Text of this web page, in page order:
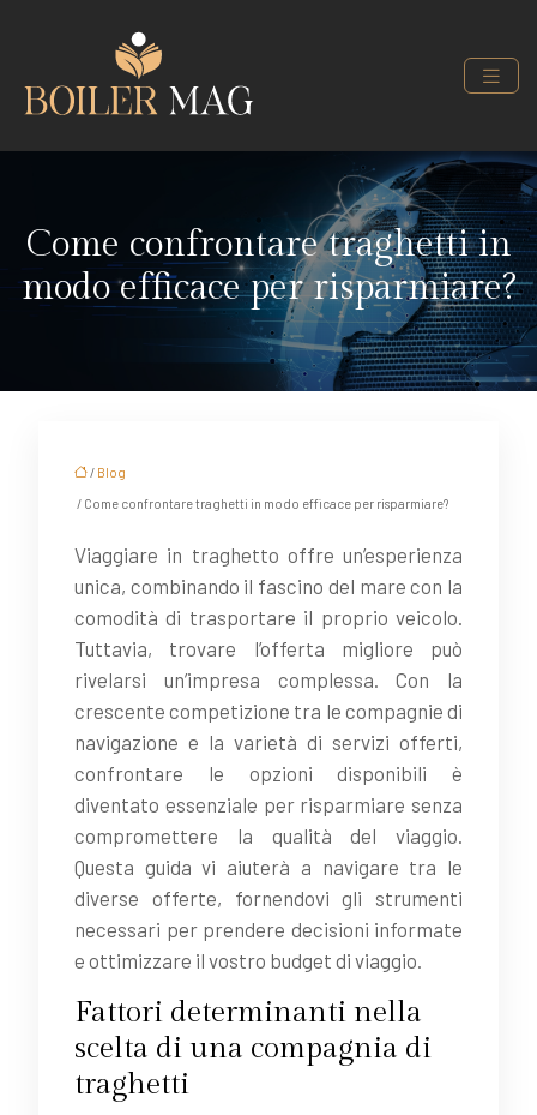
Come confrontare traghetti in
modo efficace per risparmiare?
/ Blog
/ Come confrontare traghetti in modo efficace per risparmiare?
Viaggiare in traghetto offre un’esperienza
unica, combinando il fascino del mare con la
comodità di trasportare il proprio veicolo.
Tuttavia, trovare l’offerta migliore può
rivelarsi un’impresa complessa. Con la
crescente competizione tra le compagnie di
navigazione e la varietà di servizi offerti,
confrontare le opzioni disponibili è
diventato essenziale per risparmiare senza
compromettere la qualità del viaggio.
Questa guida vi aiuterà a navigare tra le
diverse offerte, fornendovi gli strumenti
necessari per prendere decisioni informate
e ottimizzare il vostro budget di viaggio.
Fattori determinanti nella
scelta di una compagnia di
traghetti